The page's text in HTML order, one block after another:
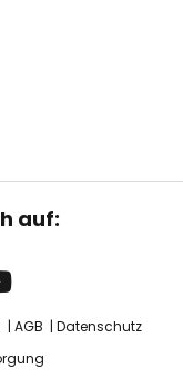
auf:
AGB
Datenschutz